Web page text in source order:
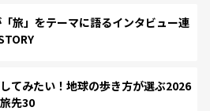
旅」をテーマに語るインタビュー連
てみたい！地球の歩き方が選ぶ2026
先30